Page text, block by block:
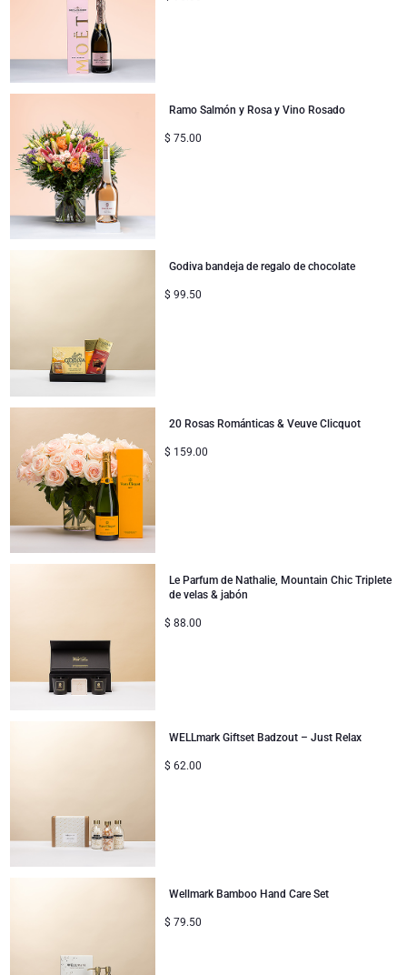
Ramo Salmón y Rosa y Vino Rosado
$ 75.00
Godiva bandeja de regalo de chocolate
$ 99.50
20 Rosas Románticas & Veuve Clicquot
$ 159.00
Le Parfum de Nathalie, Mountain Chic Triplete
de velas & jabón
$ 88.00
WELLmark Giftset Badzout – Just Relax
$ 62.00
Wellmark Bamboo Hand Care Set
$ 79.50